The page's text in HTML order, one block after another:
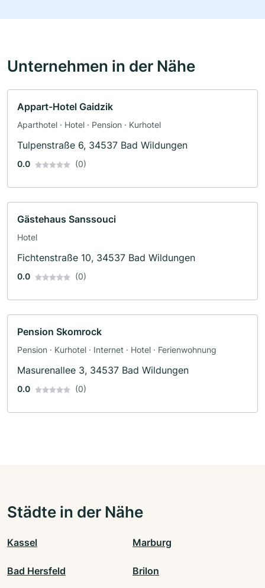
Unternehmen in der Nähe
Appart-Hotel Gaidzik
Aparthotel · Hotel · Pension · Kurhotel
Tulpenstraße 6, 34537 Bad Wildungen
0.0 (0)
Gästehaus Sanssouci
Hotel
Fichtenstraße 10, 34537 Bad Wildungen
0.0 (0)
Pension Skomrock
Pension · Kurhotel · Internet · Hotel · Ferienwohnung
Masurenallee 3, 34537 Bad Wildungen
0.0 (0)
Städte in der Nähe
Kassel Marburg
Bad Hersfeld Brilon